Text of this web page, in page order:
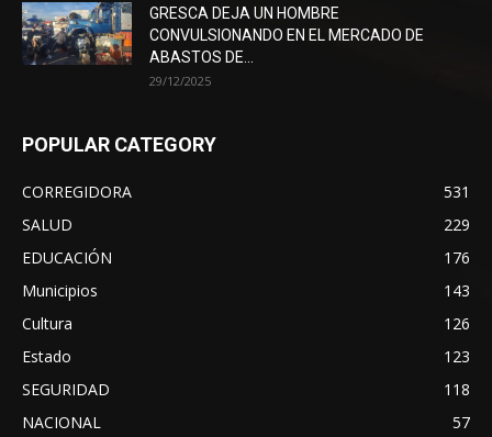
GRESCA DEJA UN HOMBRE
CONVULSIONANDO EN EL MERCADO DE
ABASTOS DE...
29/12/2025
POPULAR CATEGORY
CORREGIDORA
531
SALUD
229
EDUCACIÓN
176
Municipios
143
Cultura
126
Estado
123
SEGURIDAD
118
NACIONAL
57